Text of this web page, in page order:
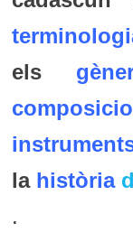
els
la història
.